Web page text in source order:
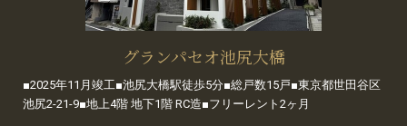
グランパセオ池尻大橋
■2025年11月竣工■池尻大橋駅徒歩5分■総戸数15戸■東京都世田谷区
池尻2-21-9■地上4階 地下1階 RC造■フリーレント2ヶ月